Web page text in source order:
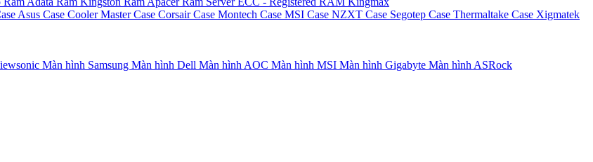
Asus Case Cooler MasterCase CorsairCase Montech Case MSI Case NZXT Case Segotep Case Thermaltake Case Xigmatek
Màn hình Samsung Màn hình Dell Màn hình AOC Màn hình MSI Màn hình Gigabyte Màn hình ASRock